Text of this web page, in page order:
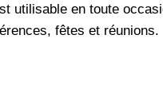
utilisable en toute
fêtes et réunions.